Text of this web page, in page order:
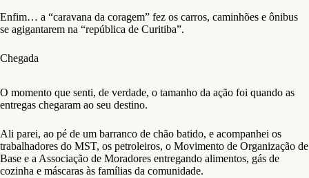
Enfim… a “caravana da coragem” fez os carros, caminhões e ônibus
se agigantarem na “república de Curitiba”.
Chegada
O momento que senti, de verdade, o tamanho da ação foi quando as
entregas chegaram ao seu destino.
Ali parei, ao pé de um barranco de chão batido, e acompanhei os
trabalhadores do MST, os petroleiros, o Movimento de Organização de
Base e a Associação de Moradores entregando alimentos, gás de
cozinha e máscaras às famílias da comunidade.